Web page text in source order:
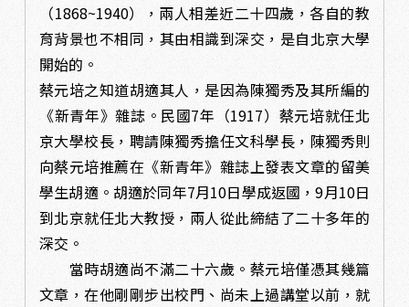
（1868~1940），兩人相差近二十四歲，各自的教
育背景也不相同，其由相識到深交，是自北京大學
開始的。
蔡元培之知道胡適其人，是因為陳獨秀及其所編的
《新青年》雜誌。民國7年（1917）蔡元培就任北
京大學校長，聘請陳獨秀擔任文科學長，陳獨秀則
向蔡元培推薦在《新青年》雜誌上發表文章的留美
學生胡適。胡適於同年7月10日學成返國，9月10日
到北京就任北大教授，兩人從此締結了二十多年的
深交。
當時胡適尚不滿二十六歲。蔡元培僅憑其幾篇
文章，在他剛剛步出校門、尚未上過講堂以前，就